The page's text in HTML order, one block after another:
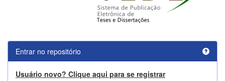
Entrar no repositório
Usuário novo? Clique aqui para se registrar